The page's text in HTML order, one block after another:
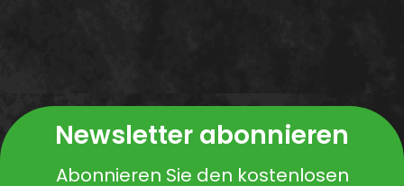
Newsletter abonnieren
Abonnieren Sie den kostenlosen